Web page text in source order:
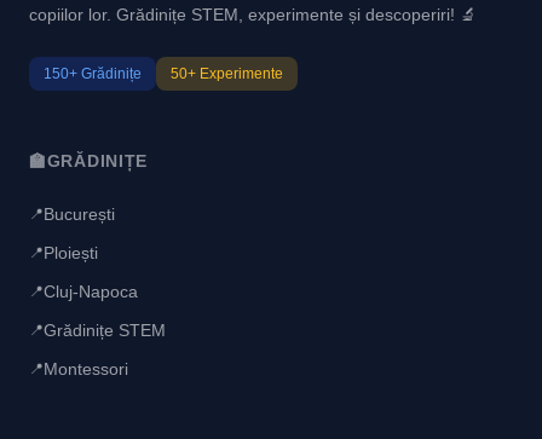
copiilor lor. Grădinițe STEM, experimente și descoperiri! 🔬
150+ Grădinițe 50+ Experimente
🏫GRĂDINIȚE
📍București
📍Ploiești
📍Cluj-Napoca
📍Grădinițe STEM
📍Montessori